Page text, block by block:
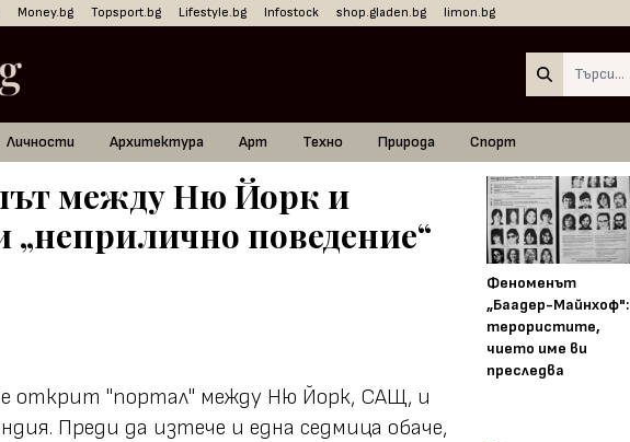
Money.bg Topsport.bg Lifestyle.bg Infostock shop.gladen.bg limon.bg
Личности Архитектура Арт Техно Природа Спорт
между Ню Йорк и
„неприлично поведение“
открит "портал" между Ню Йорк, САЩ, и
Преди да изтече и една седмица обаче,
Феноменът
„Баадер-Майнхоф":
терористите,
чието име ви
преследва